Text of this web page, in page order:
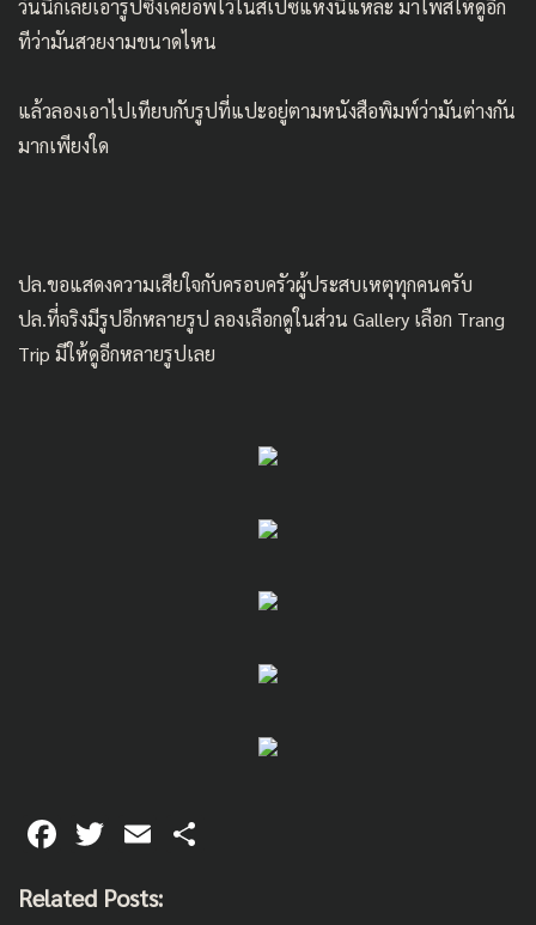
วันนี้ก็เลยเอารูปซึ่งเคยอัพไว้ในสเปซแห่งนี้แหล่ะ มาโพสให้ดูอีก
ทีว่ามันสวยงามขนาดไหน
แล้วลองเอาไปเทียบกับรูปที่แปะอยู่ตามหนังสือพิมพ์ว่ามันต่างกัน
มากเพียงใด
ปล.ขอแสดงความเสียใจกับครอบครัวผู้ประสบเหตุทุกคนครับ
ปล.ที่จริงมีรูปอีกหลายรูป ลองเลือกดูในส่วน Gallery เลือก Trang
Trip มีให้ดูอีกหลายรูปเลย
F
e
T
tt
E
ai
Related Posts: